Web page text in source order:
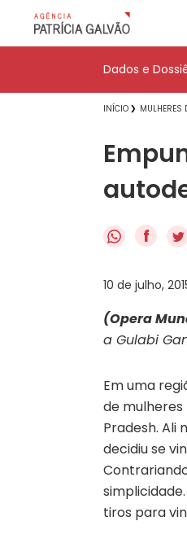
Dados e
INÍCIO MULHERES
f
10 de julho,
(Opera
a Gulabi
Em uma
de
Pradesh. Ali
decidiu se
tiros para